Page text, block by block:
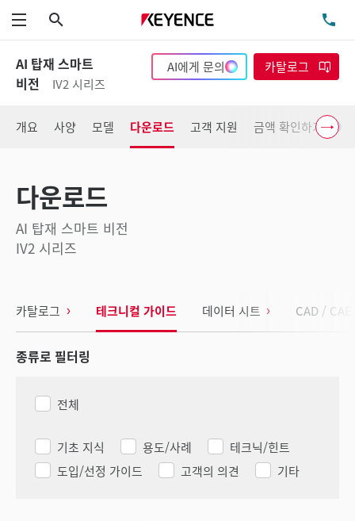
메뉴
AI 탑재 스마트
비전
IV2 시리즈
AI에게 문의 카탈로그
개요 사양 모델 다운로드 고객 지원 금액 확인하기
다운로드
AI 탑재 스마트 비전
IV2 시리즈
카탈로그 테크니컬 가이드 데이터 시트 CAD / CAE
종류로 필터링
전체
기초 지식 용도/사례
테크닉/힌트
도입/선정 가이드
고객의 의견 기타